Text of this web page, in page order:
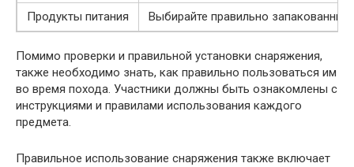
Продукты питания
Выбирайте правильно
Помимо проверки и правильной установки снаряжения,
также необходимо знать, как правильно пользоваться им
во время похода. Участники должны быть ознакомлены с
инструкциями и правилами использования каждого
предмета.
Правильное использование снаряжения также включает